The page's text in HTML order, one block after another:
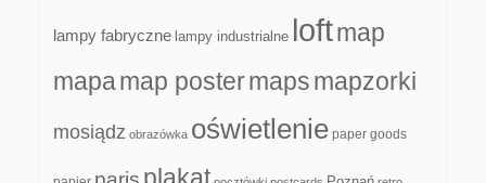
lampy fabryczne lampy industrialne loftmap
mapamap postermapsmapzorki
mosiądz obrazówka oświetlenie paper goods
plakat